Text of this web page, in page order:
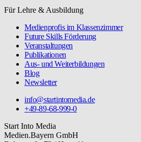
Für Lehre & Ausbildung
Medienprofis im Klassenzimmer
Future Skills Förderung
Veranstaltungen
Publikationen
Aus- und Weiterbildungen
Blog
Newsletter
info@startintomedia.de
+49-89-68-999-0
Start Into Media
Medien.Bayern GmbH